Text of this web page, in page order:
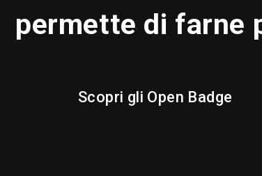
permette di farne
Scopri gli Open Badge